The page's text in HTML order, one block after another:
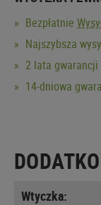
Bezpłatnie
Najszybsza
2 lata
14-dniowa
Wtyczka: